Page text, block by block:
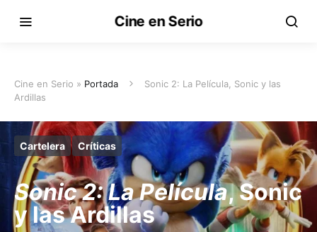
Cine en Serio
Cine en Serio » Portada
Sonic 2: La Película, Sonic y las
Ardillas
Cartelera Críticas
Sonic 2: La Película, Sonic
y las Ardillas